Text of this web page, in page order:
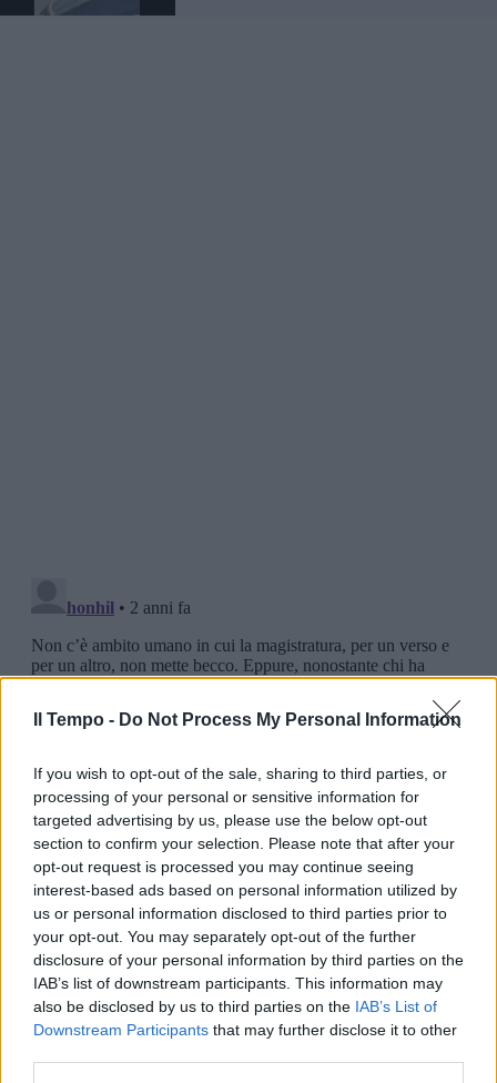
Il Tempo - Do Not Process My Personal Information
If you wish to opt-out of the sale, sharing to third parties, or
processing of your personal or sensitive information for
targeted advertising by us, please use the below opt-out
section to confirm your selection. Please note that after your
opt-out request is processed you may continue seeing
interest-based ads based on personal information utilized by
us or personal information disclosed to third parties prior to
your opt-out. You may separately opt-out of the further
disclosure of your personal information by third parties on the
IAB’s list of downstream participants. This information may
also be disclosed by us to third parties on the IAB’s List of
Downstream Participants that may further disclose it to other